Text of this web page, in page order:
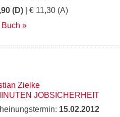
(D) | € 11,30 (A)
Zielke
JOBSICHERHEIT
15.02.2012